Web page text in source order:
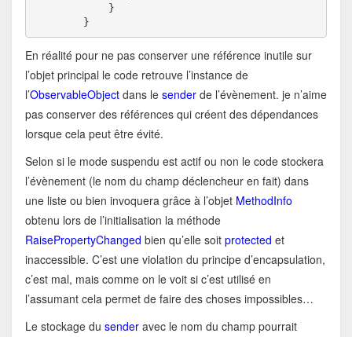
        }
En réalité pour ne pas conserver une référence inutile sur
l’objet principal le code retrouve l’instance de
l’ObservableObjectdans le senderde l’évènement. je n’aime
pas conserver des références qui créent des dépendances
lorsque cela peut être évité.
Selon si le mode suspendu est actif ou non le code stockera
l’évènement (le nom du champ déclencheur en fait) dans
une liste ou bien invoquera grâce à l’objet MethodInfo
obtenu lors de l’initialisation la méthode
RaisePropertyChanged bien qu’elle soit protected et
inaccessible. C’est une violation du principe d’encapsulation,
c’est mal, mais comme on le voit si c’est utilisé en
l’assumant cela permet de faire des choses impossibles…
Le stockage du senderavec le nom du champ pourrait